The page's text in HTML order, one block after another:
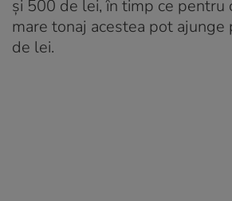
și 500 de lei, în timp ce pentru
mare tonaj acestea pot ajunge
de lei.